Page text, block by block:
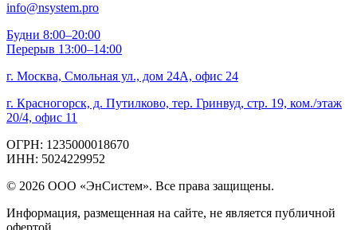
info@nsystem.pro
Будни 8:00–20:00
Перерыв 13:00–14:00
г. Москва, Смольная ул., дом 24А, офис 24
г. Красногорск, д. Путилково, тер. Гринвуд, стр. 19, ком./этаж
20/4, офис 11
ОГРН: 1235000018670
ИНН: 5024229952
© 2026 ООО «ЭнСистем». Все права защищены.
Информация, размещенная на сайте, не является публичной
офертой.